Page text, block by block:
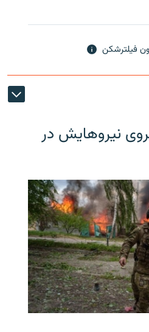
فیلترشکن
نیروهایش در